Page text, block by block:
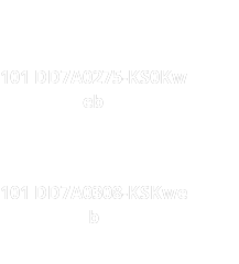
101 DD7A0275-KS0Kw
eb
101 DD7A0308-KSKwe
b